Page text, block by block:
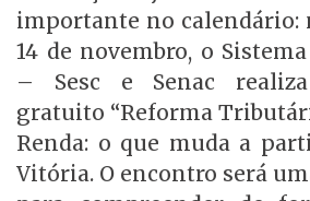
importante no calendário:
14 de novembro, o
– Sesc e Senac
gratuito “Reforma
Renda: o que muda a
Vitória. O encontro será